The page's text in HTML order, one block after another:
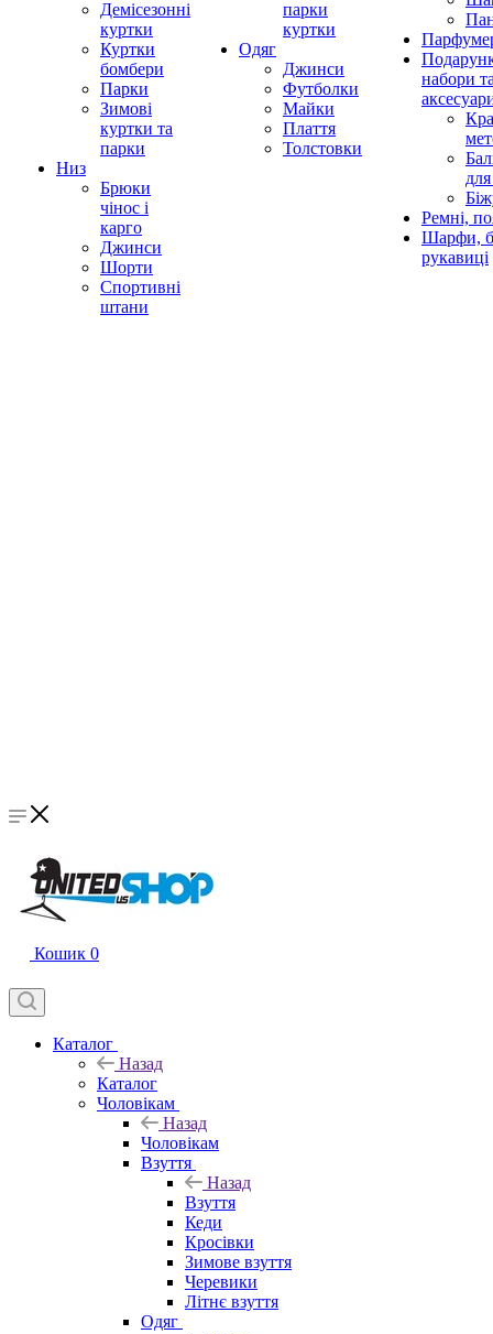
Демісезонні
куртки
Куртки
бомбери
Парки
Зимові
куртки та
парки
Низ
Брюки
чінос і
карго
Джинси
Шорти
Спортивні
штани
парки
куртки
Одяг
Джинси
Футболки
Майки
Плаття
Толстовки
набори
Ремні,
Шарфи,
рукавиці
Кошик 0
Каталог
Назад
Каталог
Чоловікам
Назад
Чоловікам
Взуття
Назад
Взуття
Кеди
Кросівки
Зимове взуття
Черевики
Літнє взуття
Одяг